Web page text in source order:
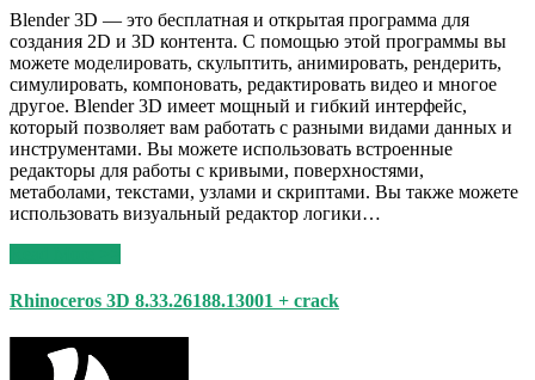
Blender 3D — это бесплатная и открытая программа для
создания 2D и 3D контента. С помощью этой программы вы
можете моделировать, скульптить, анимировать, рендерить,
симулировать, компоновать, редактировать видео и многое
другое. Blender 3D имеет мощный и гибкий интерфейс,
который позволяет вам работать с разными видами данных и
инструментами. Вы можете использовать встроенные
редакторы для работы с кривыми, поверхностями,
метаболами, текстами, узлами и скриптами. Вы также можете
использовать визуальный редактор логики…
Rhinoceros 3D 8.33.26188.13001 + crack